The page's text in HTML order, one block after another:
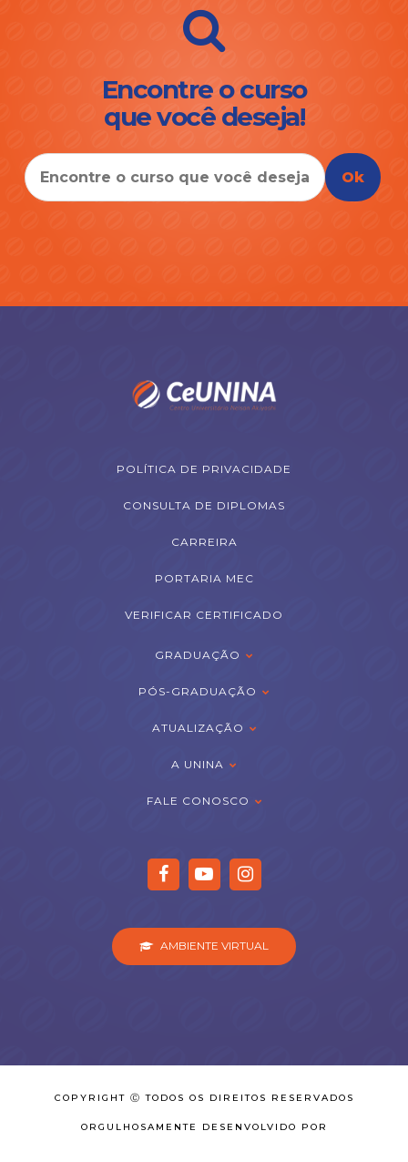
Encontre o curso
que você deseja!
Ok
POLÍTICA DE PRIVACIDADE
CONSULTA DE DIPLOMAS
CARREIRA
PORTARIA MEC
VERIFICAR CERTIFICADO
GRADUAÇÃO
PÓS-GRADUAÇÃO
ATUALIZAÇÃO
A UNINA
FALE CONOSCO
AMBIENTE VIRTUAL
COPYRIGHT Ⓒ TODOS OS DIREITOS RESERVADOS
ORGULHOSAMENTE DESENVOLVIDO POR